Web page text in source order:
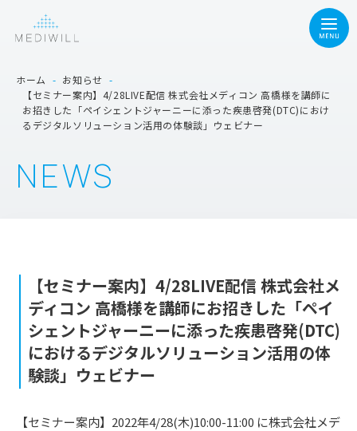
ホーム - お知らせ -
【セミナー案内】4/28LIVE配信 株式会社メディコン 高橋様を講師に
お招きした「ペイシェントジャーニーに添った疾患啓発(DTC)におけ
るデジタルソリューション活用の体験談」ウェビナー
NEWS
【セミナー案内】4/28LIVE配信 株式会社メ
ディコン 高橋様を講師にお招きした「ペイ
シェントジャーニーに添った疾患啓発(DTC)
におけるデジタルソリューション活用の体
験談」ウェビナー
【セミナー案内】2022年4/28(木)10:00-11:00 に株式会社メデ